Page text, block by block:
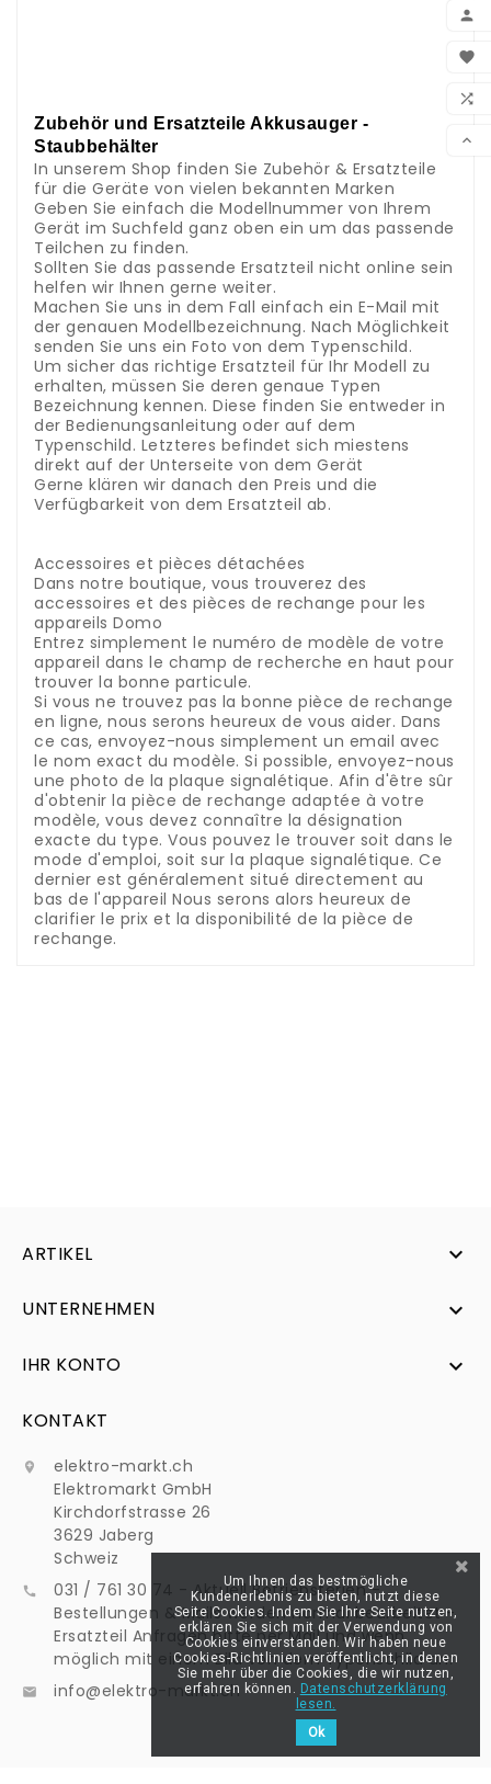




Zubehör und Ersatzteile Akkusauger -
Staubbehälter
In unserem Shop finden Sie Zubehör & Ersatzteile
für die Geräte von vielen bekannten Marken
Geben Sie einfach die Modellnummer von Ihrem
Gerät im Suchfeld ganz oben ein um das passende
Teilchen zu finden.
Sollten Sie das passende Ersatzteil nicht online sein
helfen wir Ihnen gerne weiter.
Machen Sie uns in dem Fall einfach ein E-Mail mit
der genauen Modellbezeichnung. Nach Möglichkeit
senden Sie uns ein Foto von dem Typenschild.
Um sicher das richtige Ersatzteil für Ihr Modell zu
erhalten, müssen Sie deren genaue Typen
Bezeichnung kennen. Diese finden Sie entweder in
der Bedienungsanleitung oder auf dem
Typenschild. Letzteres befindet sich miestens
direkt auf der Unterseite von dem Gerät
Gerne klären wir danach den Preis und die
Verfügbarkeit von dem Ersatzteil ab.
Accessoires et pièces détachées
Dans notre boutique, vous trouverez des
accessoires et des pièces de rechange pour les
appareils Domo
Entrez simplement le numéro de modèle de votre
appareil dans le champ de recherche en haut pour
trouver la bonne particule.
Si vous ne trouvez pas la bonne pièce de rechange
en ligne, nous serons heureux de vous aider. Dans
ce cas, envoyez-nous simplement un email avec
le nom exact du modèle. Si possible, envoyez-nous
une photo de la plaque signalétique. Afin d'être sûr
d'obtenir la pièce de rechange adaptée à votre
modèle, vous devez connaître la désignation
exacte du type. Vous pouvez le trouver soit dans le
mode d'emploi, soit sur la plaque signalétique. Ce
dernier est généralement situé directement au
bas de l'appareil Nous serons alors heureux de
clarifier le prix et la disponibilité de la pièce de
rechange.
ARTIKEL 
UNTERNEHMEN 
IHR KONTO 
KONTAKT

elektro-markt.ch
Elektromarkt GmbH
Kirchdorfstrasse 26
3629 Jaberg
Schweiz

031 / 761 30 74 - Aktuell Betriebsferien -
Bestellungen & Mails werden normal bearbeitet -
Ersatzteil Anfragen bitte per Mail und wenn
möglich mit einem Bild von dem Typenschild an:
 info@elektro-markt.ch
Um Ihnen das bestmögliche
Kundenerlebnis zu bieten, nutzt diese
Seite Cookies. Indem Sie Ihre Seite nutzen,
erklären Sie sich mit der Verwendung von
Cookies einverstanden. Wir haben neue
Cookies-Richtlinien veröffentlicht, in denen
Sie mehr über die Cookies, die wir nutzen,
erfahren können. Datenschutzerklärung
lesen.
Ok